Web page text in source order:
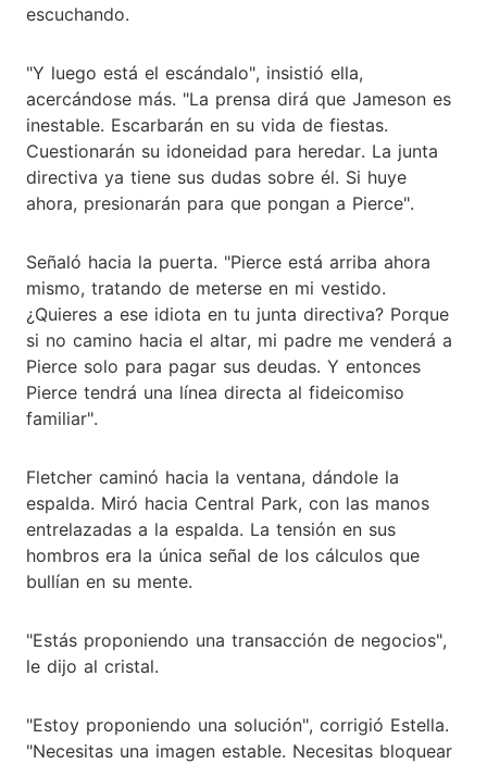
escuchando.
"Y luego está el escándalo", insistió ella,
acercándose más. "La prensa dirá que Jameson es
inestable. Escarbarán en su vida de fiestas.
Cuestionarán su idoneidad para heredar. La junta
directiva ya tiene sus dudas sobre él. Si huye
ahora, presionarán para que pongan a Pierce".
Señaló hacia la puerta. "Pierce está arriba ahora
mismo, tratando de meterse en mi vestido.
¿Quieres a ese idiota en tu junta directiva? Porque
si no camino hacia el altar, mi padre me venderá a
Pierce solo para pagar sus deudas. Y entonces
Pierce tendrá una línea directa al fideicomiso
familiar".
Fletcher caminó hacia la ventana, dándole la
espalda. Miró hacia Central Park, con las manos
entrelazadas a la espalda. La tensión en sus
hombros era la única señal de los cálculos que
bullían en su mente.
"Estás proponiendo una transacción de negocios",
le dijo al cristal.
"Estoy proponiendo una solución", corrigió Estella.
"Necesitas una imagen estable. Necesitas bloquear